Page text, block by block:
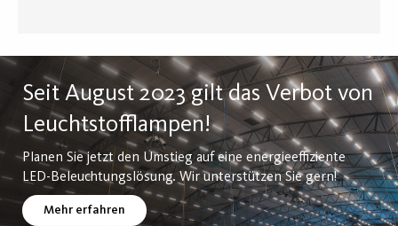
Seit August 2023 gilt das Verbot von
Leuchtstofflampen!
Planen Sie jetzt den Umstieg auf eine energieeffiziente
LED-Beleuchtungslösung. Wir unterstützen Sie gern!
Mehr erfahren